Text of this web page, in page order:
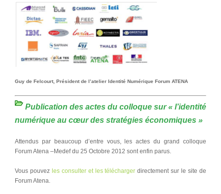
Guy de Felcourt, Président de l’atelier Identité Numérique Forum ATENA
Publication des actes du colloque sur « l’identité
numérique au cœur des stratégies économiques »
Attendus par beaucoup d’entre vous, les actes du grand colloque
Forum Atena –Medef du 25 Octobre 2012 sont enfin parus.
Vous pouvezles consulter et les télécharger directement sur le site de
Forum Atena.